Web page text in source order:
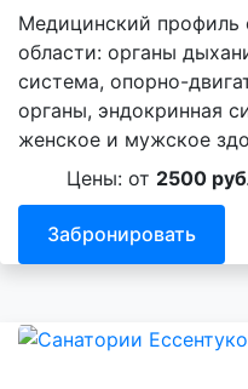
Медицинский профиль
области: органы
система, опорно-
органы, эндокринная
женское и мужское
Цены: от 2500
Забронировать